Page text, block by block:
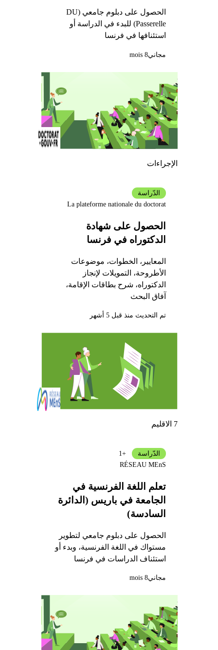
الحصول على دبلوم جامعي (DU
Passerelle) للبدء في الدراسة أو
استئنافها في فرنسا
مجاني8 mois
الإجراءات
الحصول على شهادة
الدكتوراه في فرنسا
المعايير، الخطوات، موضوعات
الأطروحة، التمويلات لإنجاز
الدكتوراه، شرح بطاقات الإقامة،
آفاق البحث
الدّراسة
La plateforme nationale du doctorat
تم التحديث منذ قبل 5 أشهر
7 الاقليم
تعلم اللغة الفرنسية في
الجامعة في باريس (الدائرة
السادسة)
الحصول على دبلوم جامعي لتطوير
مستواك في اللغة الفرنسية، وبدء أو
استئناف الدراسات في فرنسا
الدّراسة
+1
RÉSEAU MEnS
مجاني8 mois